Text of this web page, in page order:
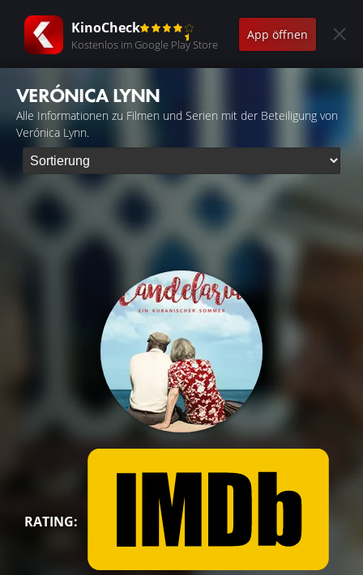
KinoCheck
Kostenlos im Google Play Store
App öffnen
VERÓNICA LYNN
Alle Informationen zu Filmen und Serien mit der Beteiligung von
Verónica Lynn.
RATING: